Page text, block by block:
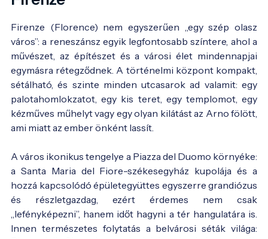
Firenze (Florence) nem egyszerűen „egy szép olasz
város”: a reneszánsz egyik legfontosabb színtere, ahol a
művészet, az építészet és a városi élet mindennapjai
egymásra rétegződnek. A történelmi központ kompakt,
sétálható, és szinte minden utcasarok ad valamit: egy
palotahomlokzatot, egy kis teret, egy templomot, egy
kézműves műhelyt vagy egy olyan kilátást az Arno fölött,
ami miatt az ember önként lassít.
A város ikonikus tengelye a Piazza del Duomo környéke:
a Santa Maria del Fiore-székesegyház kupolája és a
hozzá kapcsolódó épületegyüttes egyszerre grandiózus
és részletgazdag, ezért érdemes nem csak
„lefényképezni”, hanem időt hagyni a tér hangulatára is.
Innen természetes folytatás a belvárosi séták világa: